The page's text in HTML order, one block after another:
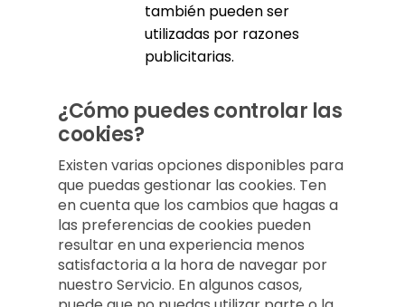
también pueden ser
utilizadas por razones
publicitarias.
¿Cómo puedes controlar las
cookies?
Existen varias opciones disponibles para
que puedas gestionar las cookies. Ten
en cuenta que los cambios que hagas a
las preferencias de cookies pueden
resultar en una experiencia menos
satisfactoria a la hora de navegar por
nuestro Servicio. En algunos casos,